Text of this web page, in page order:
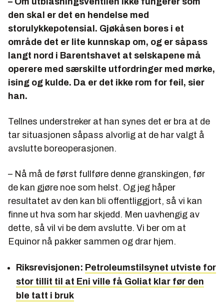
den skal er det en hendelse med
storulykkepotensial. Gjøkåsen bores i et
område det er lite kunnskap om, og er såpass
langt nord i Barentshavet at selskapene må
operere med særskilte utfordringer med mørke,
ising og kulde. Da er det ikke rom for feil, sier
han.
Tellnes understreker at han synes det er bra at de
tar situasjonen såpass alvorlig at de har valgt å
avslutte boreoperasjonen.
– Nå må de først fullføre denne granskingen, før
de kan gjøre noe som helst. Og jeg håper
resultatet av den kan bli offentliggjort, så vi kan
finne ut hva som har skjedd. Men uavhengig av
dette, så vil vi be dem avslutte. Vi ber om at
Equinor nå pakker sammen og drar hjem.
Riksrevisjonen: Petroleumstilsynet utviste for
stor tillit til at Eni ville få Goliat klar før den
ble tatt i bruk